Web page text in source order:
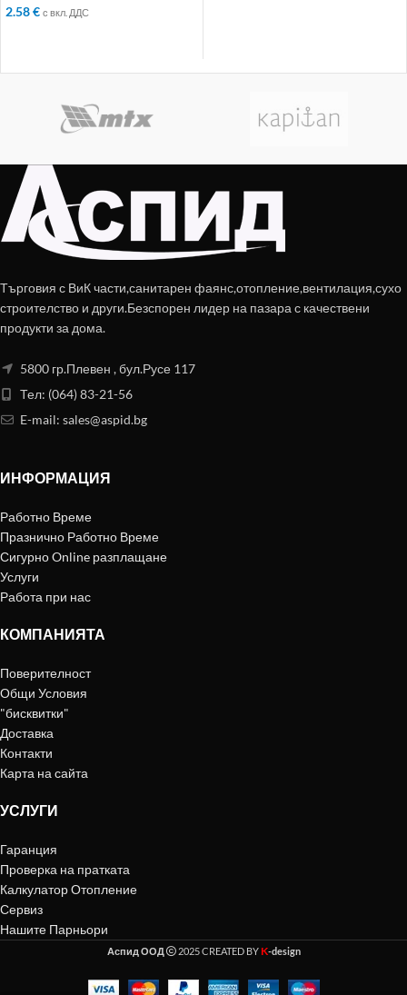
2.58€ с вкл. ДДС
Търговия с ВиК части,санитарен фаянс,отопление,вентилация,сухо
строителство и други.Безспорен лидер на пазара с качествени
продукти за дома.
5800 гр.Плевен , бул.Русе 117
Тел: (064) 83-21-56
E-mail: sales@aspid.bg
ИНФОРМАЦИЯ
Работно Време
Празнично Работно Време
Сигурно Online разплащане
Услуги
Работа при нас
КОМПАНИЯТА
Поверителност
Общи Условия
"бисквитки"
Доставка
Контакти
Карта на сайта
УСЛУГИ
Гаранция
Проверка на пратката
Калкулатор Отопление
Сервиз
Нашите Парньори
Аспид ООД 2025 CREATED BY K-design